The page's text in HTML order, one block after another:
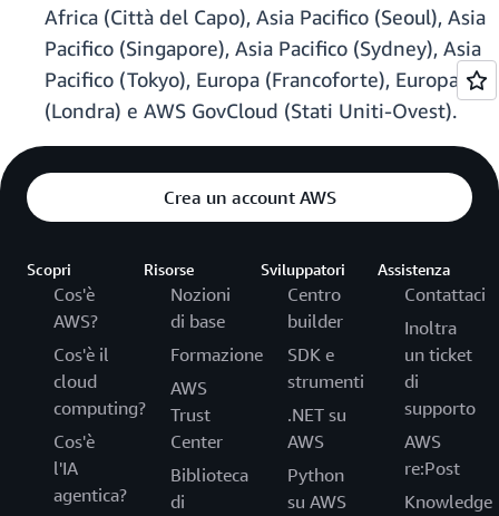
Africa (Città del Capo), Asia Pacifico (Seoul), Asia
Pacifico (Singapore), Asia Pacifico (Sydney), Asia
Pacifico (Tokyo), Europa (Francoforte), Europa
(Londra) e AWS GovCloud (Stati Uniti-Ovest).
Crea un account AWS
Scopri
Cos'è
AWS?
Cos'è il
cloud
computing?
Cos'è
l'IA
agentica?
Risorse
Nozioni
di base
Formazione
AWS
Trust
Center
Biblioteca
di
Sviluppatori
Centro
builder
SDK e
strumenti
.NET su
AWS
Python
su AWS
Assistenza
Contattaci
Inoltra
un ticket
di
supporto
AWS
re:Post
Knowledge